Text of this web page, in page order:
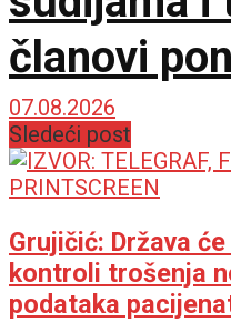
članovi
kvorum
07.08.2026
Sledeći post
Grujičić: Država
kontroli trošenja
podataka